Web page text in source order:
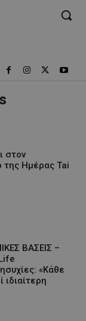
στον
της Ημέρας Tai
ΒΑΣΕΙΣ –
«Κάθε
ιδιαίτερη